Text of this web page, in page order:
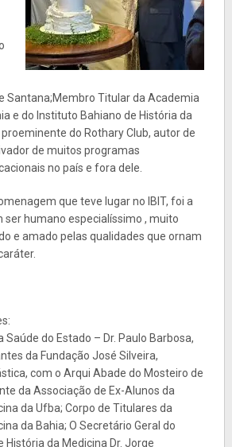
Santana;Membro Titular da Academia
e do Instituto Bahiano de História da
do Rothary Club, autor de
de muitos programas
no país e fora dele.
que teve lugar no IBIT, foi a
ser humano especialíssimo , muito
e amado pelas qualidades que ornam
Saúde do Estado – Dr. Paulo Barbosa,
da Fundação José Silveira,
com o Arqui Abade do Mosteiro de
da Associação de Ex-Alunos da
da Ufba; Corpo de Titulares da
da Bahia; O Secretário Geral do
História da Medicina Dr. Jorge